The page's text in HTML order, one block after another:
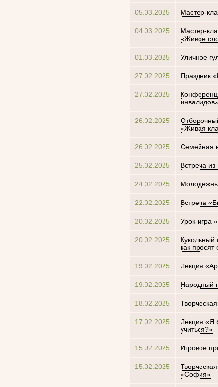
05.03.2025 Мастер-
04.03.2025
Мастер-
«Живое
01.03.2025 Уличное
27.02.2025 Праздник
27.02.2025
инвалидов»
26.02.2025
«Живая
26.02.2025 Семейная
25.02.2025 Встреча
24.02.2025
22.02.2025 Встреча
20.02.2025 Урок-игра
20.02.2025
Кукольный
как просят
19.02.2025 Лекция
19.02.2025 Народный
18.02.2025
17.02.2025
Лекция «Я
учиться?»
15.02.2025 Игровое
15.02.2025
«София»